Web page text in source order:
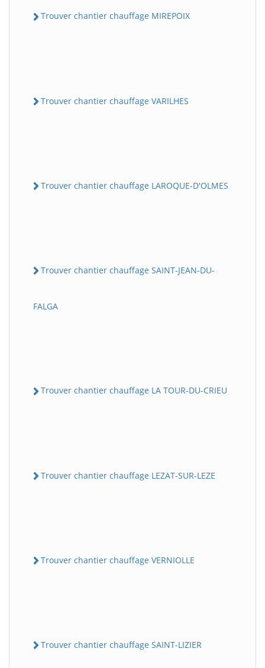
Trouver chantier chauffage MIREPOIX
Trouver chantier chauffage VARILHES
Trouver chantier chauffage LAROQUE-D'OLMES
Trouver chantier chauffage SAINT-JEAN-DU-
FALGA
Trouver chantier chauffage LA TOUR-DU-CRIEU
Trouver chantier chauffage LEZAT-SUR-LEZE
Trouver chantier chauffage VERNIOLLE
Trouver chantier chauffage SAINT-LIZIER